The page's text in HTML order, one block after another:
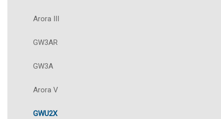
Arora III
GW3AR
GW3A
Arora V
GWU2X